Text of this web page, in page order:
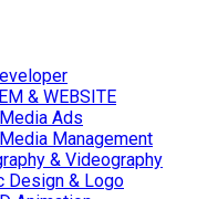
& WEBSITE
Ads
Management
& Videography
Design & Logo